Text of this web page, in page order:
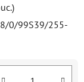
0/99S39/255-